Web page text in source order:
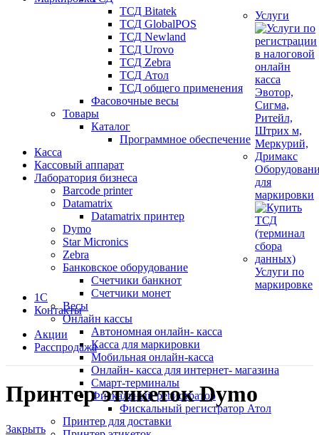
ТСД Bitatek
ТСД GlobalPOS
ТСД Newland
ТСД Urovo
ТСД Zebra
ТСД Атол
ТСД общего применения
Фасовочные весы
Товары
Каталог
Программное обеспечение
Касса
Кассовый аппарат
Лаборатория бизнеса
Barcode printer
Datamatrix
Datamatrix принтер
Dymo
Star Micronics
Zebra
Банковское оборудование
Счетчики банкнот
Счетчики монет
Весы
Онлайн кассы
Автономная онлайн- касса
Касса для маркировки
Мобильная онлайн-касса
Онлайн- касса для интернет- магазина
Смарт-терминалы
Фискальный регистратор
Фискальный регистратор Атол
Принтер для доставки
Услуги
для
маркировки
Услуги по
маркировке
1С
Контакты
Акции
Расспродажа
Принтер этикеток Dymo
Закрыть